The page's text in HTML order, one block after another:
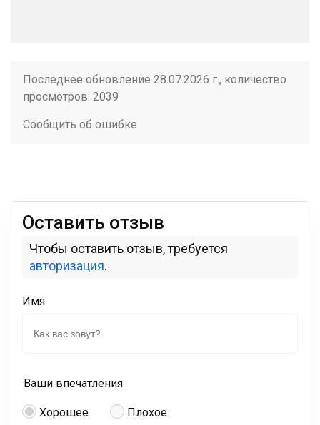
Последнее обновление 28.07.2026 г., количество
просмотров: 2039
Сообщить об ошибке
Оставить отзыв
Чтобы оставить отзыв, требуется
авторизация.
Имя
Ваши впечатления
Хорошее Плохое